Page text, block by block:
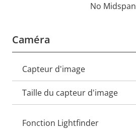
No Midspan
Caméra
Description
de la
propriété
la
propriété
Capteur d'image
Taille du capteur d'image
Fonction Lightfinder